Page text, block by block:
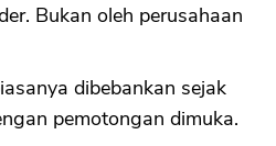
Bukan oleh perusahaan
dibebankan sejak
pemotongan dimuka.